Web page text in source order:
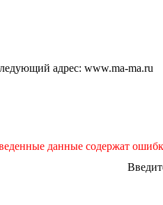
адрес: www.ma-ma.ru
данные содержат